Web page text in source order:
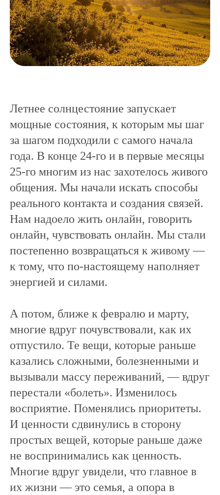
Летнее солнцестояние запускает
мощные состояния, к которым мы шаг
за шагом подходили с самого начала
года. В конце 24-го и в первые месяцы
25-го многим из нас захотелось живого
общения. Мы начали искать способы
реального контакта и создания связей.
Нам надоело жить онлайн, говорить
онлайн, чувствовать онлайн. Мы стали
постепенно возвращаться к живому —
к тому, что по-настоящему наполняет
энергией и силами.
А потом, ближе к февралю и марту,
многие вдруг почувствовали, как их
отпустило. Те вещи, которые раньше
казались сложными, болезненными и
вызывали массу переживаний, — вдруг
перестали «болеть». Изменилось
восприятие. Поменялись приоритеты.
И ценности сдвинулись в сторону
простых вещей, которые раньше даже
не воспринимались как ценность.
Многие вдруг увидели, что главное в
их жизни — это семья, а опора в